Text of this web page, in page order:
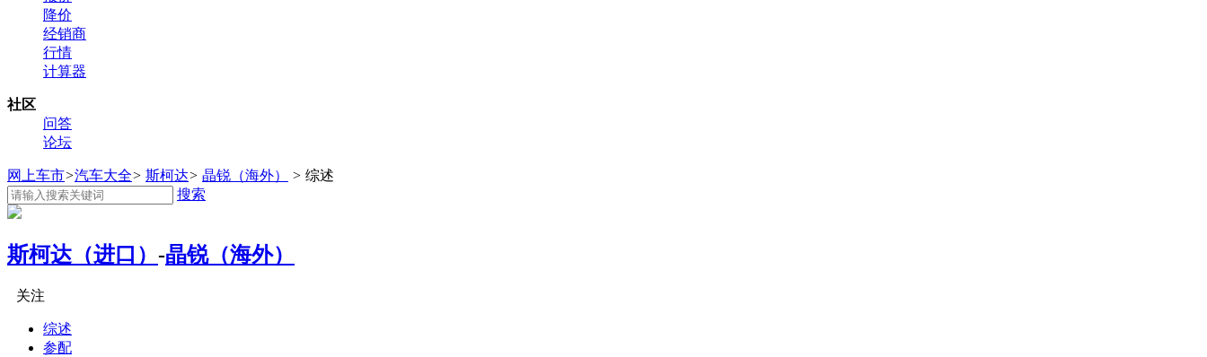
降价
经销商
行情
计算器
社区
问答
论坛
网上车市>汽车大全> 斯柯达> 晶锐（海外） > 综述
搜索
斯柯达（进口） -晶锐（海外）
关注
综述
参配